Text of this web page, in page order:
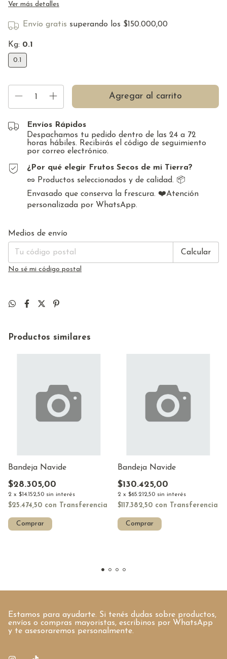
Ver más detalles
Envío gratis superando los $150.000,00
Kg: 0.1
0.1
Envíos Rápidos
Despachamos tu pedido dentro de las 24 a 72
horas hábiles. Recibirás el código de seguimiento
por correo electrónico.
¿Por qué elegir Frutos Secos de mi Tierra?
🥜 Productos seleccionados y de calidad. 📦
Envasado que conserva la frescura. ❤️Atención
personalizada por WhatsApp.
Entregas para el CP:
Medios de envío
Calcular
No sé mi código postal
Productos similares
Bandeja Navide
$28.305,00
2 x $14.152,50 sin interés
$25.474,50 con Transferencia
Bandeja Navide
$130.425,00
2 x $65.212,50 sin interés
$117.382,50 con Transferencia
Estamos para ayudarte. Si tenés dudas sobre productos,
envíos o compras mayoristas, escribinos por WhatsApp
y te asesoraremos personalmente.